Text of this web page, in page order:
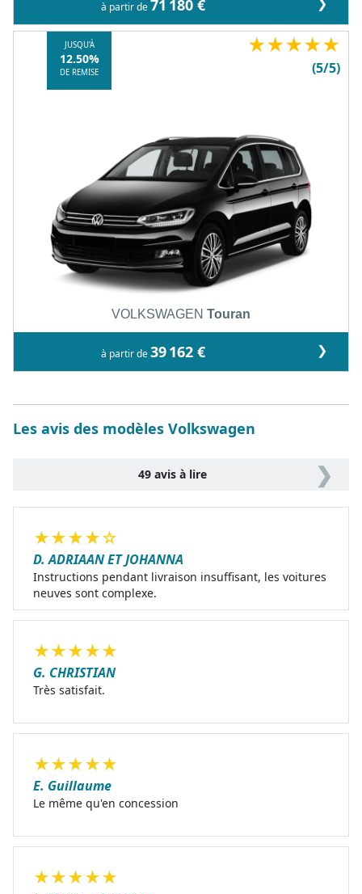
à partir de71 180 €
JUSQU'À
12.50%
DE REMISE
★★★★★
(5/5)
VOLKSWAGEN Touran
à partir de39 162 € ❯
Les avis des modèles Volkswagen
49 avis à lire ❯
★★★★☆
D. ADRIAAN ET JOHANNA
Instructions pendant livraison insuffisant, les voitures
neuves sont complexe.
★★★★★
G. CHRISTIAN
Très satisfait.
★★★★★
E. Guillaume
Le même qu'en concession
★★★★★